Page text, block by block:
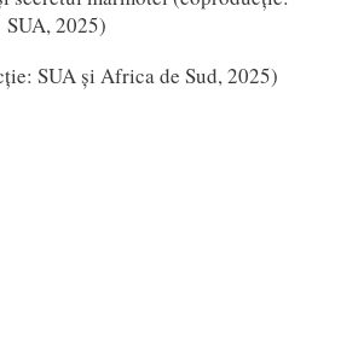
2025)
SUA și Africa de Sud, 2025)